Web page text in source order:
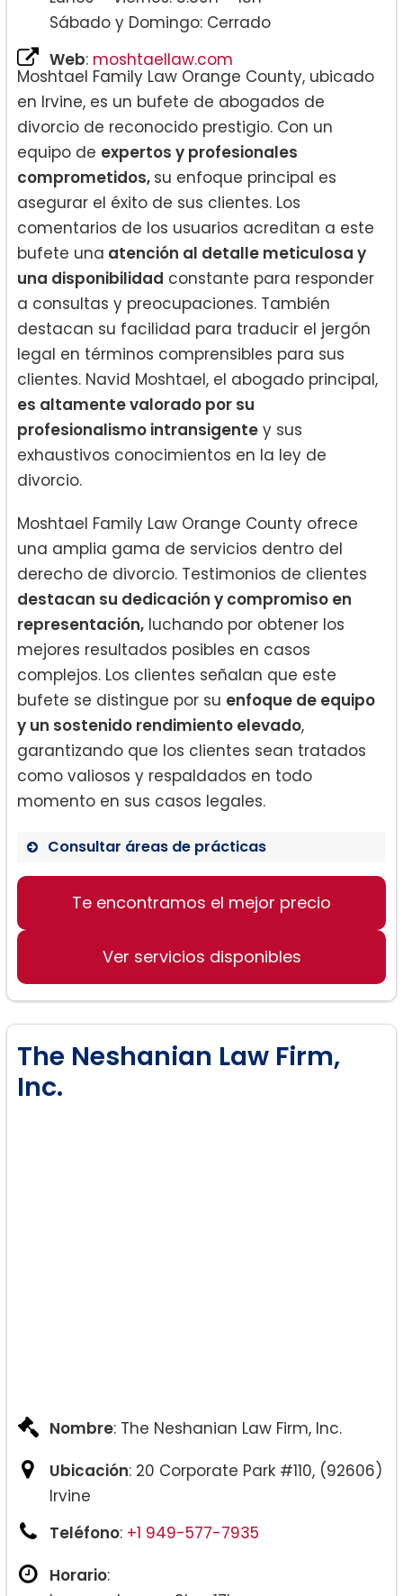
Sábado y Domingo: Cerrado
Web: moshtaellaw.com
Moshtael Family Law Orange County, ubicado
en Irvine, es un bufete de abogados de
divorcio de reconocido prestigio. Con un
equipo de expertos y profesionales
comprometidos, su enfoque principal es
asegurar el éxito de sus clientes. Los
comentarios de los usuarios acreditan a este
bufete una atención al detalle meticulosa y
una disponibilidad constante para responder
a consultas y preocupaciones. También
destacan su facilidad para traducir el jergón
legal en términos comprensibles para sus
clientes. Navid Moshtael, el abogado principal,
es altamente valorado por su
profesionalismo intransigente y sus
exhaustivos conocimientos en la ley de
divorcio.
Moshtael Family Law Orange County ofrece
una amplia gama de servicios dentro del
derecho de divorcio. Testimonios de clientes
destacan su dedicación y compromiso en
representación, luchando por obtener los
mejores resultados posibles en casos
complejos. Los clientes señalan que este
bufete se distingue por su enfoque de equipo
y un sostenido rendimiento elevado,
garantizando que los clientes sean tratados
como valiosos y respaldados en todo
momento en sus casos legales.
Consultar áreas de prácticas
Derecho de divorcio
Asuntos de custodia
Te encontramos el mejor precio
Ver servicios disponibles
The Neshanian Law Firm,
Inc.
Nombre: The Neshanian Law Firm, Inc.
Ubicación: 20 Corporate Park #110, (92606)
Irvine
Teléfono: +1 949-577-7935
Horario: